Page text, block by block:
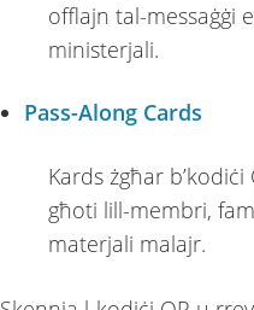
offlajn tal-messaġġi
ministerjali.
Pass-Along Cards
Kards żgħar
għoti lill-membri,
materjali malajr.